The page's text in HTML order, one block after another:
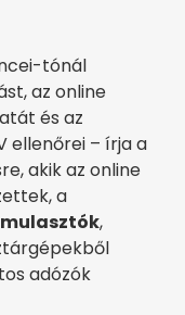
tónál
az online
és az
ellenőrei – írja a
akik az online
a
,
adózók